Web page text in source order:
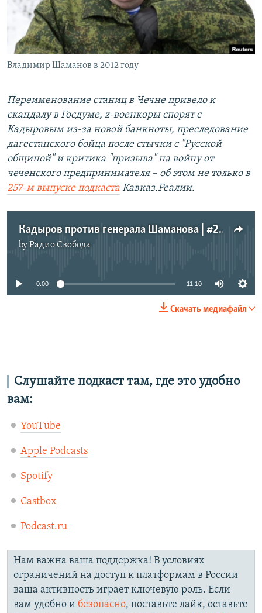
ПОДПИШИТЕСЬ НА РАССЫЛКУ
СОЦИАЛЬНЫЕ СЕТИ
Все сайты РСЕ/РС
Владимир Шаманов в 2012 году
Переименование станиц в Чечне привело к
скандалу в Госдуме, z-военкоры спорят с
Кадыровым из-за новой банкноты, преследование
дагестанского бойца после стычки с "Русской
общиной" и критика "призыва" на войну от
чеченского предпринимателя – об этом не только в
257-м выпуске подкаста Кавказ.Реалии.
Кадыров против генерала Шаманова | #257
byРадио Свобода
No media source currently available
0:00 11:10
Скачать медиафайл
Слушайте подкаст там, где это удобно
вам:
YouTube
Apple Podcasts
Spotify
Castbox
Podcast.ru
Нам важна ваша поддержка! В условиях
ограничений на доступ к платформам в России
ваша активность играет ключевую роль. Если
вам удобно и безопасно, поставьте лайк, оставьте